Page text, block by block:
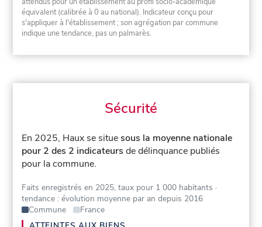
équivalent (calibrée à 0 au national). Indicateur conçu pour
s'appliquer à l'établissement ; son agrégation par commune
indique une tendance, pas un palmarès.
Sécurité
En 2025, Haux se situesous la moyenne nationale
pour 2 des 2 indicateurs de délinquance publiés
pour la commune.
Faits enregistrés en 2025, taux pour 1 000 habitants ·
tendance : évolution moyenne par an depuis 2016
Commune
France